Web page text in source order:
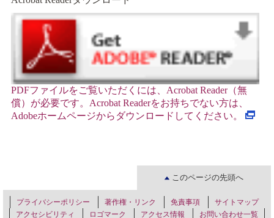
PDFファイルをご覧いただくには、Acrobat Reader （無
償）が必要です。Acrobat Readerをお持ちでない方は、
Adobeホームページからダウンロードしてください。
このページの先頭へ
プライバシーポリシー 著作権・リンク 免責事項
サイトマップ
アクセシビリティ
ロゴマーク アクセス情報 お問い合わせ一覧